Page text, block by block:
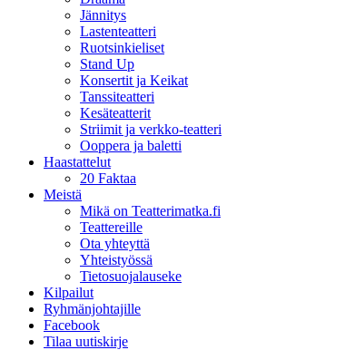
Jännitys
Lastenteatteri
Ruotsinkieliset
Stand Up
Konsertit ja Keikat
Tanssiteatteri
Kesäteatterit
Striimit ja verkko-teatteri
Ooppera ja baletti
Haastattelut
20 Faktaa
Meistä
Mikä on Teatterimatka.fi
Teattereille
Ota yhteyttä
Yhteistyössä
Tietosuojalauseke
Kilpailut
Ryhmänjohtajille
Facebook
Tilaa uutiskirje